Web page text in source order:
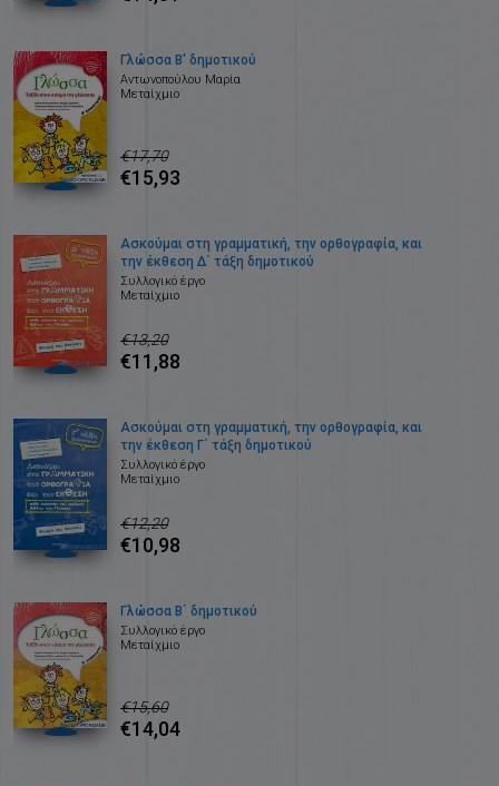
Γλώσσα Β' δημοτικού
Αντωνοπούλου Μαρία
Μεταίχμιο
€17,70
€15,93
Ασκούμαι στη γραμματική, την ορθογραφία, και
την έκθεση Δ΄ τάξη δημοτικού
Συλλογικό έργο
Μεταίχμιο
€13,20
€11,88
Ασκούμαι στη γραμματική, την ορθογραφία, και
την έκθεση Γ΄ τάξη δημοτικού
Συλλογικό έργο
Μεταίχμιο
€12,20
€10,98
Γλώσσα Β΄ δημοτικού
Συλλογικό έργο
Μεταίχμιο
€15,60
€14,04